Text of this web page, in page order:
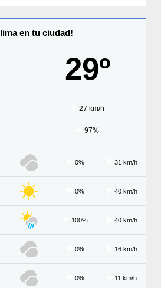
en tu ciudad!
29º
27 km/h
97%
0% 31 km/h
0% 40 km/h
100% 40 km/h
0% 16 km/h
0% 11 km/h